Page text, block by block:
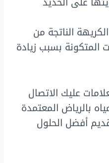
الناتجة من
المتكونة بسبب زيادة
عليك الاتصال
بالرياض المعتمدة
أفضل الحلول